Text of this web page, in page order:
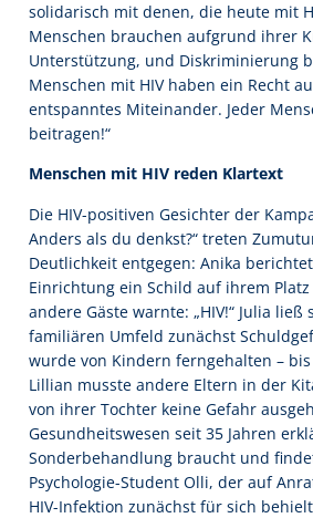
solidarisch mit denen, die heute mit
Menschen brauchen aufgrund ihrer
Unterstützung, und Diskriminierung
Menschen mit HIV haben ein Recht
entspanntes Miteinander. Jeder
beitragen!“
Menschen mit HIV reden Klartext
Die HIV-positiven Gesichter der
Anders als du denkst?“ treten
Deutlichkeit entgegen: Anika
Einrichtung ein Schild auf ihrem
andere Gäste warnte: „HIV!“ Julia ließ
familiären Umfeld zunächst
wurde von Kindern ferngehalten –
Lillian musste andere Eltern in der
von ihrer Tochter keine Gefahr
Gesundheitswesen seit 35 Jahren
Sonderbehandlung braucht und
Psychologie-Student Olli, der auf
HIV-Infektion zunächst für sich